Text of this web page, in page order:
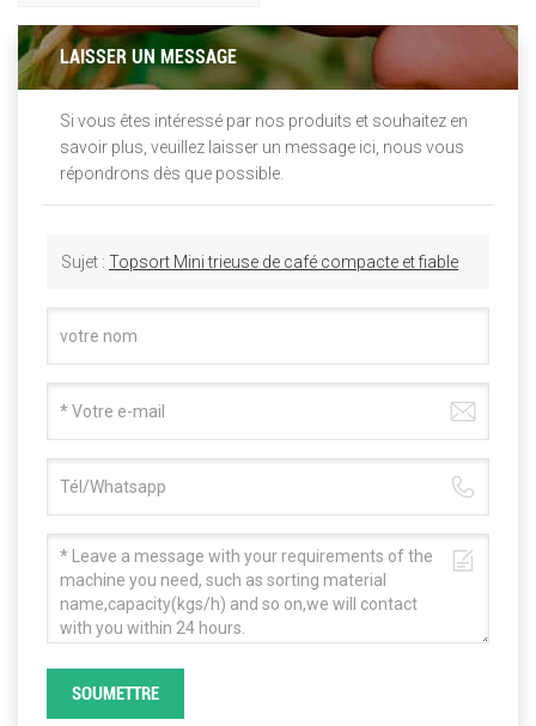
LAISSER UN MESSAGE
Si vous êtes intéressé par nos produits et souhaitez en
savoir plus, veuillez laisser un message ici, nous vous
répondrons dès que possible.
Sujet : Topsort Mini trieuse de café compacte et fiable
SOUMETTRE